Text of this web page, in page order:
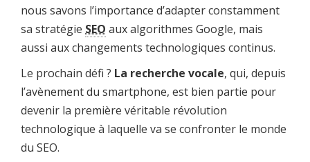
nous savons l’importance d’adapter constamment
sa stratégie SEO aux algorithmes Google, mais
aussi aux changements technologiques continus.
Le prochain défi ? La recherche vocale, qui, depuis
l’avènement du smartphone, est bien partie pour
devenir la première véritable révolution
technologique à laquelle va se confronter le monde
du SEO.